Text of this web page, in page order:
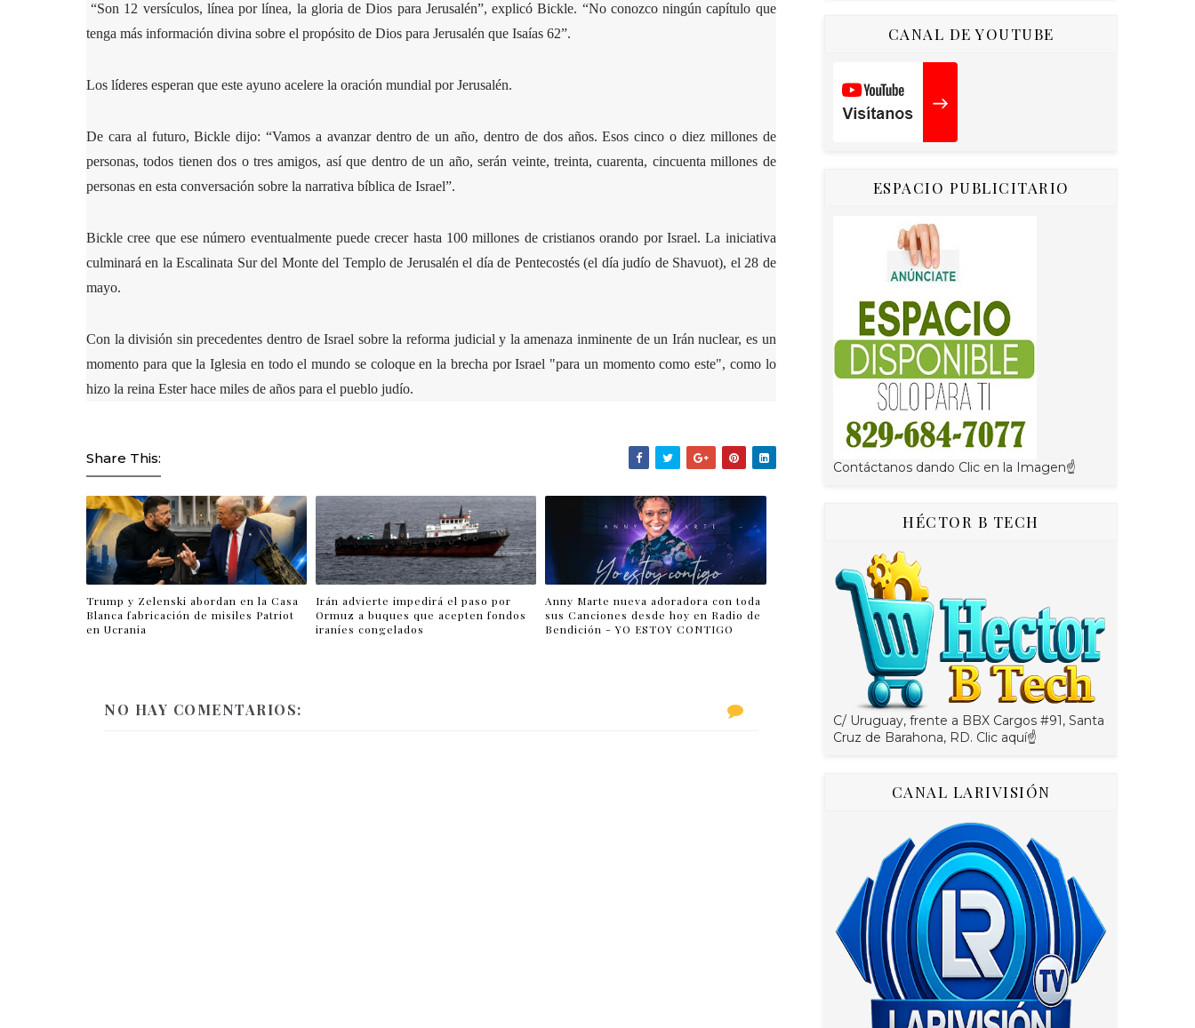
“Son 12 versículos, línea por línea, la gloria de Dios para Jerusalén”, explicó Bickle. “No conozco ningún capítulo que
tenga más información divina sobre el propósito de Dios para Jerusalén que Isaías 62”.
Los líderes esperan que este ayuno acelere la oración mundial por Jerusalén.
De cara al futuro, Bickle dijo: “Vamos a avanzar dentro de un año, dentro de dos años. Esos cinco o diez millones de
personas, todos tienen dos o tres amigos, así que dentro de un año, serán veinte, treinta, cuarenta, cincuenta millones de
personas en esta conversación sobre la narrativa bíblica de Israel”.
Bickle cree que ese número eventualmente puede crecer hasta 100 millones de cristianos orando por Israel. La iniciativa
culminará en la Escalinata Sur del Monte del Templo de Jerusalén el día de Pentecostés (el día judío de Shavuot), el 28 de
mayo.
Con la división sin precedentes dentro de Israel sobre la reforma judicial y la amenaza inminente de un Irán nuclear, es un
momento para que la Iglesia en todo el mundo se coloque en la brecha por Israel "para un momento como este", como lo
hizo la reina Ester hace miles de años para el pueblo judío.
Share This:
Trump y Zelenski abordan en la Casa
Blanca fabricación de misiles Patriot
en Ucrania
Irán advierte impedirá el paso por
Ormuz a buques que acepten fondos
iraníes congelados
Anny Marte nueva adoradora con toda
sus Canciones desde hoy en Radio de
Bendición - YO ESTOY CONTIGO
NO HAY COMENTARIOS:
CANAL DE YOUTUBE
ESPACIO PUBLICITARIO
Contáctanos dando Clic en la Imagen☝
HÉCTOR B TECH
C/ Uruguay, frente a BBX Cargos #91, Santa
Cruz de Barahona, RD. Clic aquí☝
CANAL LARIVISIÓN